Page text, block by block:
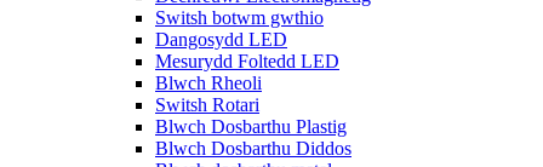
Switsh botwm gwthio
Dangosydd LED
Mesurydd Foltedd LED
Blwch Rheoli
Switsh Rotari
Blwch Dosbarthu Plastig
Blwch Dosbarthu Diddos